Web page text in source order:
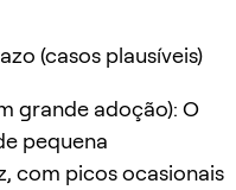
(casos plausíveis)
grande adoção): O
pequena
com picos ocasionais